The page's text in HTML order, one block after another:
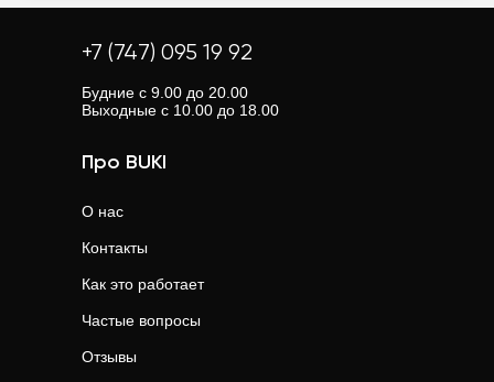
+7 (747) 095 19 92
Будние с 9.00 до 20.00
Выходные с 10.00 до 18.00
Про BUKI
О нас
Контакты
Как это работает
Частые вопросы
Отзывы